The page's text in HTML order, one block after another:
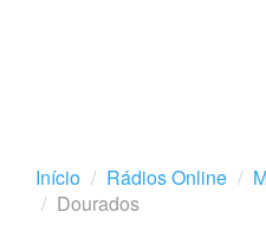
Início Rádios Online
Dourados